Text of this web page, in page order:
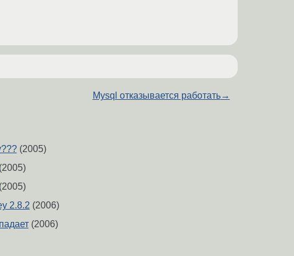
Mysql отказывается работать→
(2005)
2.8.2 (2006)
(2006)